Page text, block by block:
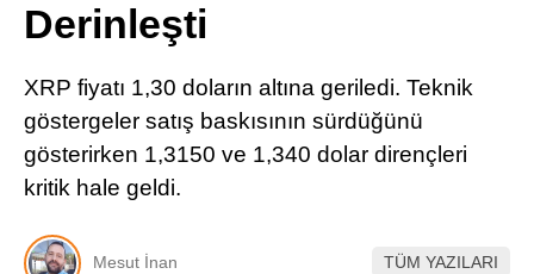
LinkedIn
Derinleşti
XRP fiyatı 1,30 doların altına geriledi. Teknik
göstergeler satış baskısının sürdüğünü
gösterirken 1,3150 ve 1,340 dolar dirençleri
kritik hale geldi.
Mesut İnan TÜM YAZILARI